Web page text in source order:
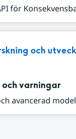
för
och
och varningar
avancerad